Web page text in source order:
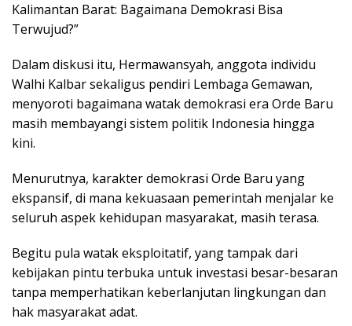
Kalimantan Barat: Bagaimana Demokrasi Bisa
Terwujud?”
Dalam diskusi itu, Hermawansyah, anggota individu
Walhi Kalbar sekaligus pendiri Lembaga Gemawan,
menyoroti bagaimana watak demokrasi era Orde Baru
masih membayangi sistem politik Indonesia hingga
kini.
Menurutnya, karakter demokrasi Orde Baru yang
ekspansif, di mana kekuasaan pemerintah menjalar ke
seluruh aspek kehidupan masyarakat, masih terasa.
Begitu pula watak eksploitatif, yang tampak dari
kebijakan pintu terbuka untuk investasi besar-besaran
tanpa memperhatikan keberlanjutan lingkungan dan
hak masyarakat adat.